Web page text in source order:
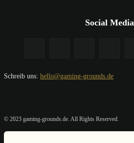
Social Media
Schreib uns: hello@gaming-grounds.de
© 2023 gaming-grounds.de. All Rights Reserved.